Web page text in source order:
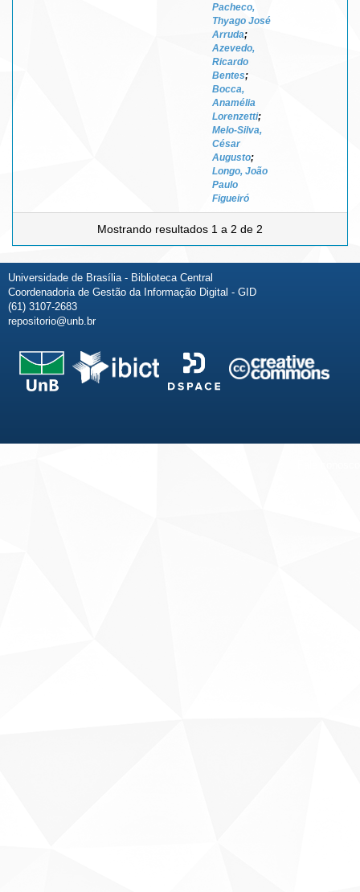
Pacheco,
Thyago José
Arruda;
Azevedo,
Ricardo
Bentes;
Bocca,
Anamélia
Lorenzetti;
Melo-Silva,
César
Augusto;
Longo, João
Paulo
Figueiró
Mostrando resultados 1 a 2 de 2
Universidade de Brasília - Biblioteca Central
Coordenadoria de Gestão da Informação Digital - GID
(61) 3107-2683
repositorio@unb.br